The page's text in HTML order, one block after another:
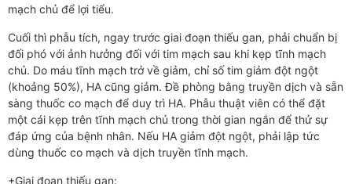
mạch chủ để lợi tiểu.
Cuối thì phẫu tích, ngay trước giai đoạn thiếu gan, phải chuẩn bị
đối phó với ảnh hưởng đối với tim mạch sau khi kẹp tĩnh mạch
chủ. Do máu tĩnh mạch trở về giảm, chỉ số tim giảm đột ngột
(khoảng 50%), HA cũng giảm. Đề phòng bằng truyền dịch và sẵn
sàng thuốc co mạch để duy trì HA. Phẫu thuật viên có thể đặt
một cái kẹp trên tĩnh mạch chủ trong thời gian ngắn để thử sự
đáp ứng của bệnh nhân. Nếu HA giảm đột ngột, phải lập tức
dùng thuốc co mạch và dịch truyền tĩnh mạch.
+Giai đoạn thiếu gan: